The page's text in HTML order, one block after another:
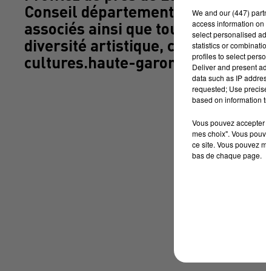
Conseil départemental en
associés ainsi que tous les
diversité artistique, culturelle,
cultures.haute-garonne.fr.
We and our (447)
access information
select personalised
statistics or
profiles to select
Deliver and present
data such as IP
requested; Use
based on information
Vous pouvez
mes choix". Vous
ce site. Vous pouvez
bas de chaque page.